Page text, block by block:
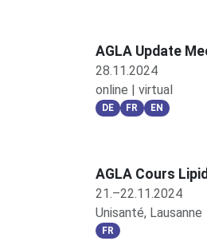
AGLA Update
28.11.2024
online | virtual
DE FR EN
AGLA Cours
21.–22.11.2024
Unisanté, Lausanne
FR